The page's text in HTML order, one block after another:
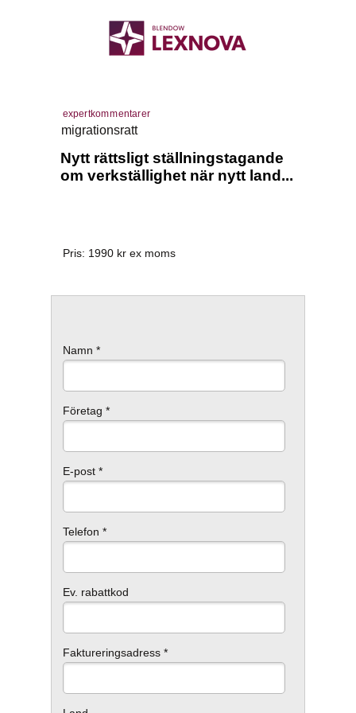
Namn *
Företag *
E-post *
Telefon *
Ev. rabattkod
Faktureringsadress *
expertkommentarer
migrationsratt
Pris: 1990 kr ex moms
Nytt rättsligt ställningstagande
om verkställighet när nytt land...